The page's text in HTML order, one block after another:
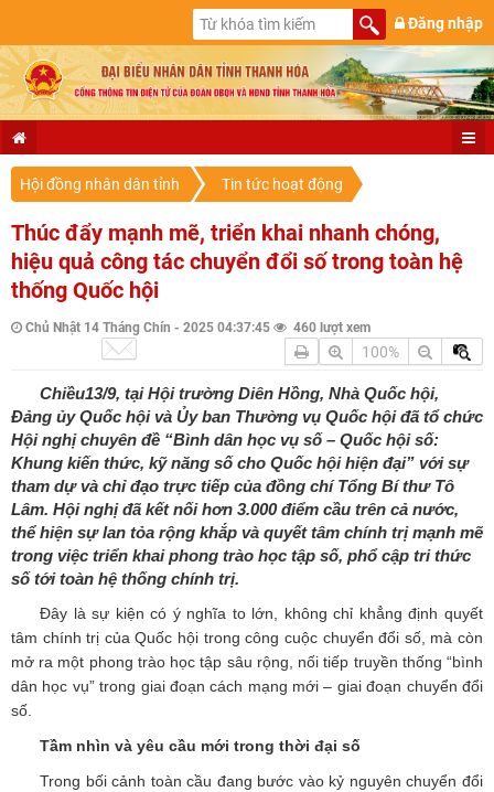
Đăng nhập
Hội đồng nhân dân tỉnh Tin tức hoạt động
Thúc đẩy mạnh mẽ, triển khai nhanh chóng,
hiệu quả công tác chuyển đổi số trong toàn hệ
thống Quốc hội
Chủ Nhật 14 Tháng Chín - 2025 04:37:45 460 lượt xem
100%
Chiều13/9, tại Hội trường Diên Hồng, Nhà Quốc hội,
Đảng ủy Quốc hội và Ủy ban Thường vụ Quốc hội đã tổ chức
Hội nghị chuyên đề “Bình dân học vụ số – Quốc hội số:
Khung kiến thức, kỹ năng số cho Quốc hội hiện đại” với sự
tham dự và chỉ đạo trực tiếp của đồng chí Tổng Bí thư Tô
Lâm. Hội nghị đã kết nối hơn 3.000 điểm cầu trên cả nước,
thể hiện sự lan tỏa rộng khắp và quyết tâm chính trị mạnh mẽ
trong việc triển khai phong trào học tập số, phổ cập tri thức
số tới toàn hệ thống chính trị.
Đây là sự kiện có ý nghĩa to lớn, không chỉ khẳng định quyết
tâm chính trị của Quốc hội trong công cuộc chuyển đổi số, mà còn
mở ra một phong trào học tập sâu rộng, nối tiếp truyền thống “bình
dân học vụ” trong giai đoạn cách mạng mới – giai đoạn chuyển đổi
số.
Tầm nhìn và yêu cầu mới trong thời đại số
Trong bối cảnh toàn cầu đang bước vào kỷ nguyên chuyển đổi